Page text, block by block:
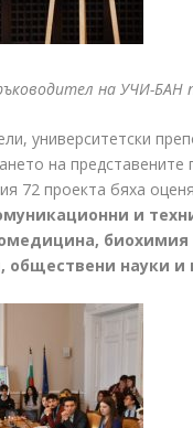
на УЧИ-БАН
университетски
на
72 проекта бяха
и
биохимия
обществени науки и